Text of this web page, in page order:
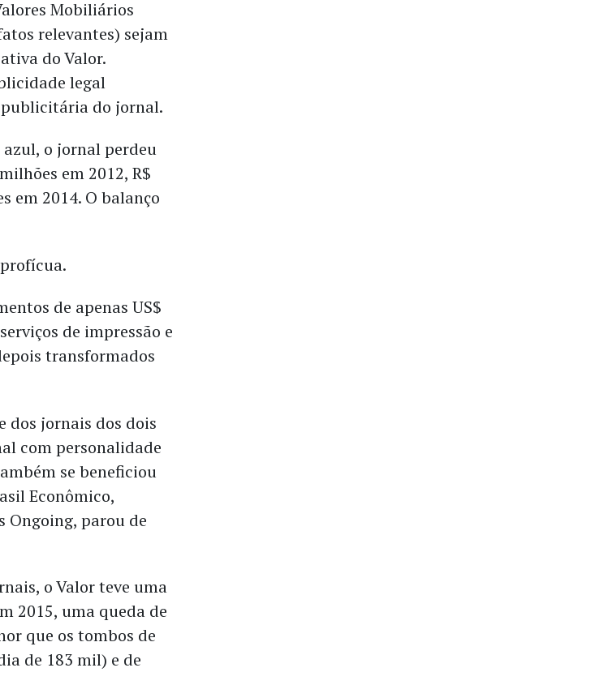
Mobiliários
relevantes) sejam
do Valor.
legal
do jornal.
azul, o jornal perdeu
em 2012, R$
em 2014. O balanço
de apenas US$
de impressão e
transformados
dos jornais dos dois
com personalidade
se beneficiou
Econômico,
Ongoing, parou de
o Valor teve uma
2015, uma queda de
que os tombos de
de 183 mil) e de